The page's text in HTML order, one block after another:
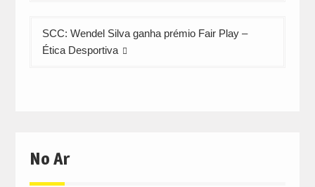
SCC: Wendel Silva ganha prémio Fair Play –
Ética Desportiva
No Ar